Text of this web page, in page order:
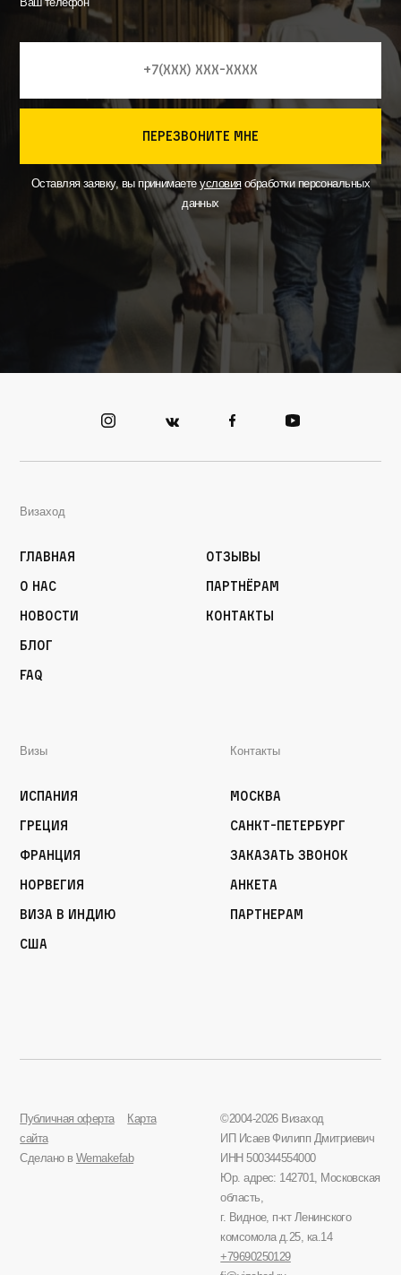
перезвоните мне
Оставляя заявку, вы принимаетеусловияобработки персональных
данных
Визаход
Главная
О нас
Новости
Блог
FAQ
Отзывы
Партнёрам
Контакты
Визы
Испания
Греция
Франция
Норвегия
Виза в Индию
США
Контакты
Москва
Санкт-Петербург
Заказать звонок
Анкета
Партнерам
Публичная оферта
Карта
сайта
Сделано в Wemakefab
©2004-2026 Визаход
ИП Исаев Филипп Дмитриевич
ИНН 500344554000
Юр. адрес: 142701, Московская
область,
г. Видное, п-кт Ленинского
комсомола д.25, ка.14
+79690250129